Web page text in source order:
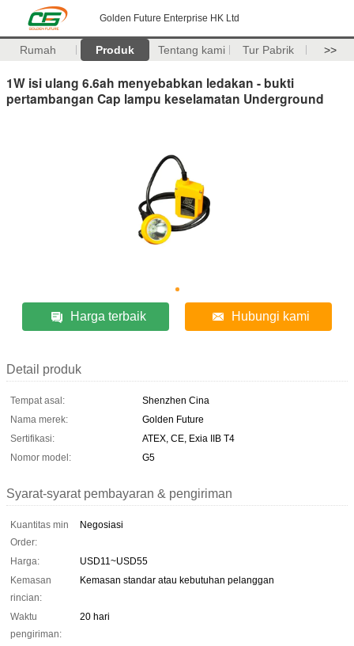
Golden Future Enterprise HK Ltd
Rumah Produk Tentang kami Tur Pabrik >>
1W isi ulang 6.6ah menyebabkan ledakan - bukti
pertambangan Cap lampu keselamatan Underground
Harga terbaik Hubungi kami
Detail produk
Tempat asal:
Shenzhen Cina
Nama merek:
Golden Future
Sertifikasi:
ATEX, CE, Exia IIB T4
Nomor model:
G5
Syarat-syarat pembayaran & pengiriman
Kuantitas min
Order:
Negosiasi
Harga:
USD11~USD55
Kemasan
rincian:
Kemasan standar atau kebutuhan pelanggan
Waktu
pengiriman:
20 hari